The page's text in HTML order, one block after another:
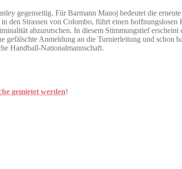
gegenseitig. Für Barmann Manoj bedeutet die
den Strassen von Colombo, führt einen
abzurutschen. In diesem Stimmungstief
Anmeldung an die Turnierleitung und schon
Handball-Nationalmannschaft.
gemietet werden!